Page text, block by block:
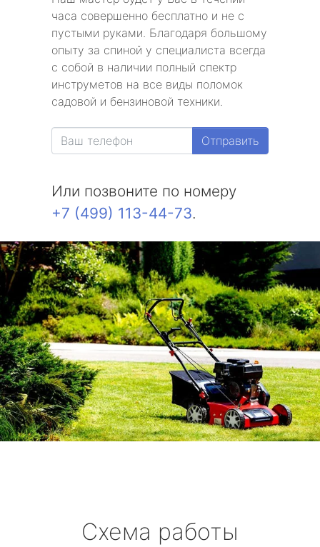
часа совершенно бесплатно и не с
пустыми руками. Благодаря большому
опыту за спиной у специалиста всегда
с собой в наличии полный спектр
инструметов на все виды поломок
садовой и бензиновой техники.
Отправить
Или позвоните по номеру
+7 (499) 113-44-73.
Схема работы